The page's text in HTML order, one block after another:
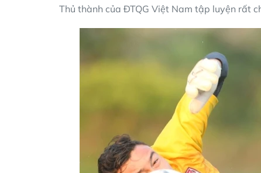
Thủ thành của ĐTQG Việt Nam tập luyện rất